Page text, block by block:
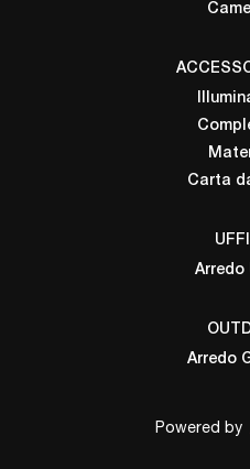
Carta
Arredo
Arredo
Powered by